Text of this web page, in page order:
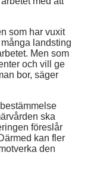
som har vuxit
landsting
Men som
och vill ge
bor, säger
ska
föreslår
kan fler
den